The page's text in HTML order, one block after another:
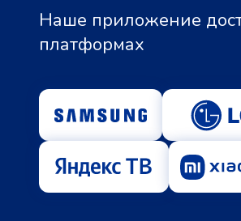
Наше приложение
платформах